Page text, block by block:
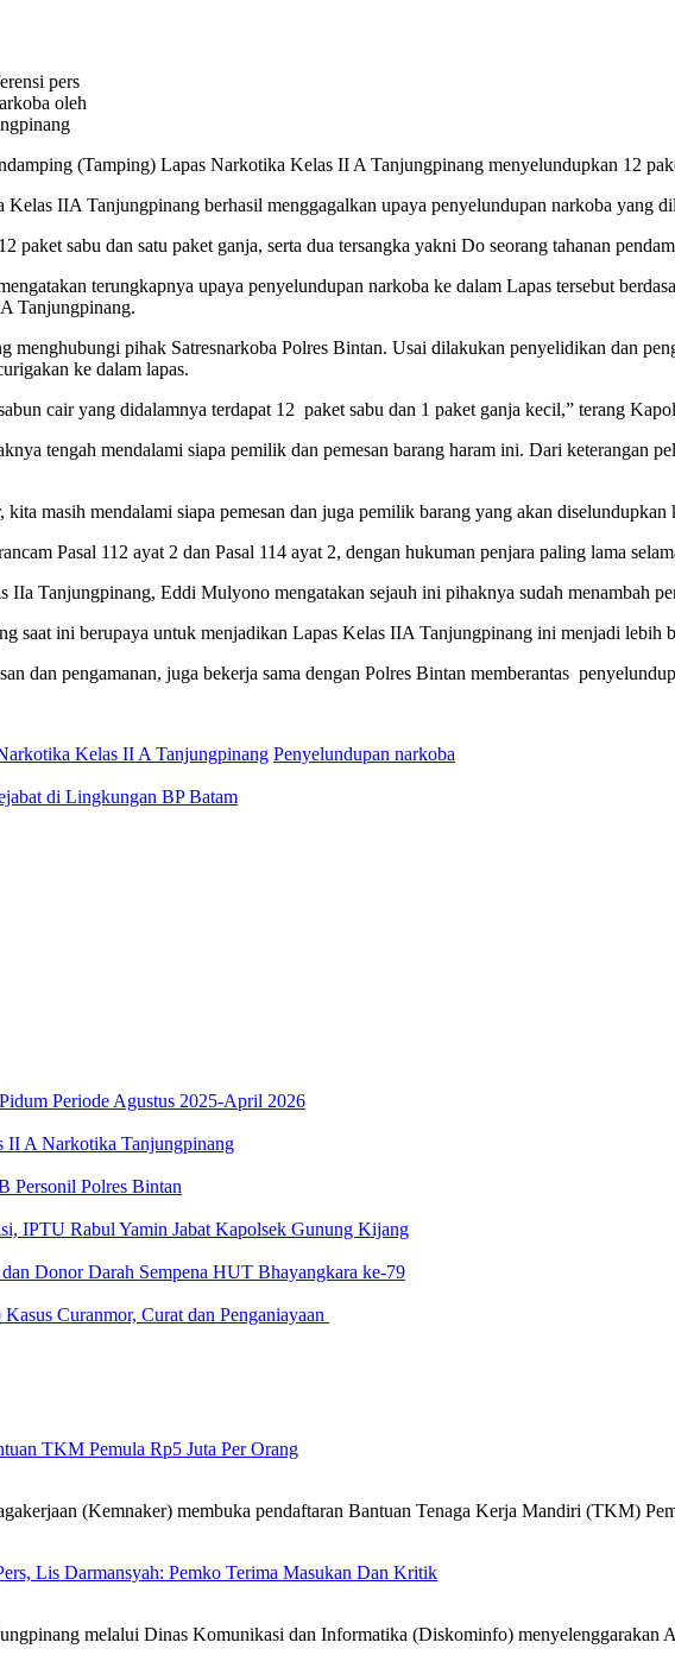
pers
oleh
(Tamping) Lapas Narkotika Kelas II A Tanjungpinang menyelundupkan 12
Kelas IIA Tanjungpinang berhasil menggagalkan upaya penyelundupan narkoba yang
paket sabu dan satu paket ganja, serta dua tersangka yakni Do seorang tahanan
terungkapnya upaya penyelundupan narkoba ke dalam Lapas tersebut
Tanjungpinang.
menghubungi pihak Satresnarkoba Polres Bintan. Usai dilakukan penyelidikan dan
ke dalam lapas.
cair yang didalamnya terdapat 12 paket sabu dan 1 paket ganja kecil,” terang
tengah mendalami siapa pemilik dan pemesan barang haram ini. Dari keterangan
masih mendalami siapa pemesan dan juga pemilik barang yang akan diselundupkan
Pasal 112 ayat 2 dan Pasal 114 ayat 2, dengan hukuman penjara paling lama
IIa Tanjungpinang, Eddi Mulyono mengatakan sejauh ini pihaknya sudah menambah
saat ini berupaya untuk menjadikan Lapas Kelas IIA Tanjungpinang ini menjadi lebih
dan pengamanan, juga bekerja sama dengan Polres Bintan memberantas
Kelas II A Tanjungpinang Penyelundupan narkoba
di Lingkungan BP Batam
Periode Agustus 2025-April 2026
II A Narkotika Tanjungpinang
Personil Polres Bintan
IPTU Rabul Yamin Jabat Kapolsek Gunung Kijang
Donor Darah Sempena HUT Bhayangkara ke-79
Curanmor, Curat dan Penganiayaan
TKM Pemula Rp5 Juta Per Orang
(Kemnaker) membuka pendaftaran Bantuan Tenaga Kerja Mandiri (TKM)
Lis Darmansyah: Pemko Terima Masukan Dan Kritik
melalui Dinas Komunikasi dan Informatika (Diskominfo) menyelenggarakan